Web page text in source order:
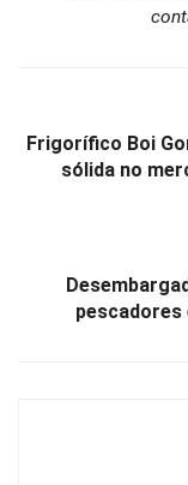
Frigorífico Boi
sólida no